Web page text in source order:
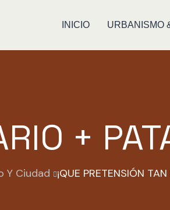
INICIO URBANISMO
+
Y Ciudad ¡QUE PRETENSIÓN